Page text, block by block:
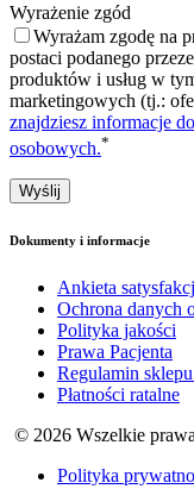
Wyrażenie zgód
Wyrażam zgodę na
postaci podanego
produktów i usług w
marketingowych (tj.:
znajdziesz informacje
osobowych.*
Wyślij
Dokumenty i informacje
Ankieta
Ochrona danych
Polityka jakości
Prawa Pacjenta
Regulamin
Płatności ratalne
© 2026 Wszelkie
Polityka